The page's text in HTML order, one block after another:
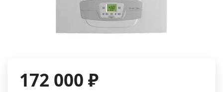
172 000 ₽